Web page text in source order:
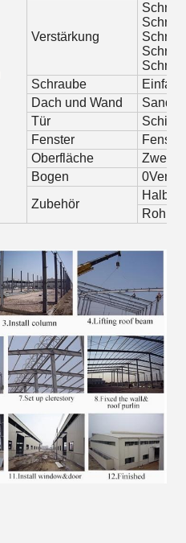
Verstärkung
Schraube
Dach und Wand
Tür
Fenster
Oberfläche
Bogen
Zubehör
Rohr,